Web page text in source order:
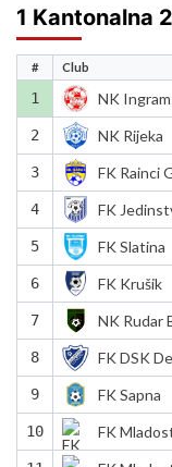
1 Kantonalna
# Club
1 NK Ingram
2 NK Rijeka
3 FK Rainci
4 FK
5 FK Slatina
6 FK Krušik
7 NK Rudar
8 FK DSK
9 FK Sapna
10 FK